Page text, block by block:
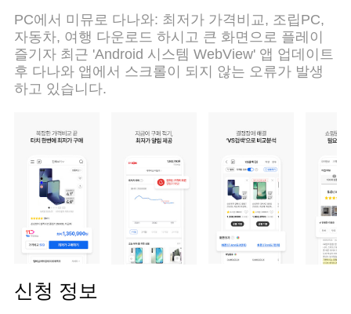
PC에서 미뮤로 다나와: 최저가 가격비교, 조립PC,
자동차, 여행 다운로드 하시고 큰 화면으로 플레이
즐기자 최근 ​'Android 시스템 WebView' 앱 업데이트
후 다나와 앱에서 스크롤이 되지 않는 오류가 발생
하고 있습니다.
신청 정보